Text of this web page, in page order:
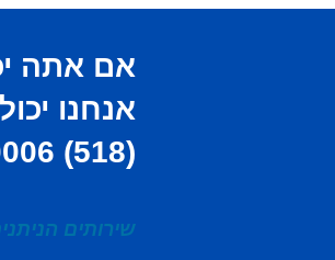
אם אתה
אנחנו
(518) 638-0006
שירותים